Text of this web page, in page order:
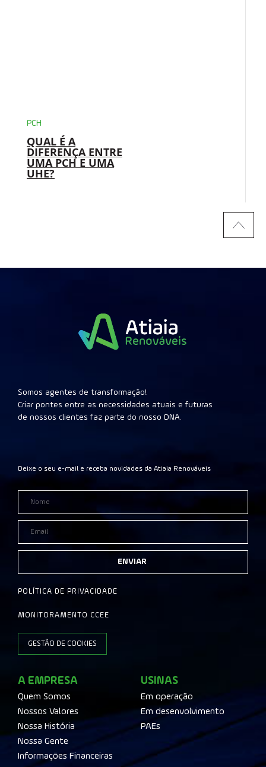
PCH
QUAL É A
DIFERENÇA ENTRE
UMA PCH E UMA
UHE?
Somos agentes de transformação!
Criar pontes entre as necessidades atuais e futuras
de nossos clientes faz parte do nosso DNA.
Deixe o seu e-mail e receba novidades da Atiaia Renováveis
ENVIAR
POLÍTICA DE PRIVACIDADE
MONITORAMENTO CCEE
GESTÃO DE COOKIES
A EMPRESA
Quem Somos
Nossos Valores
Nossa História
Nossa Gente
Informações Financeiras
USINAS
Em operação
Em desenvolvimento
PAEs